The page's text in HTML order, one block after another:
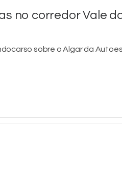
no corredor Vale
sobre o Algar da